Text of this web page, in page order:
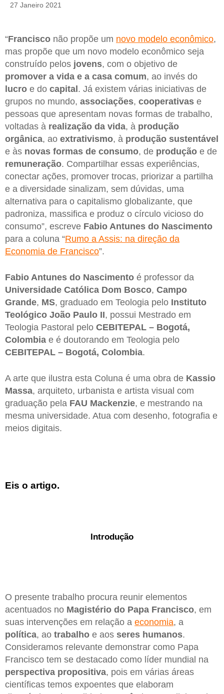
27 Janeiro 2021
“Francisco não propõe um novo modelo econômico,
mas propõe que um novo modelo econômico seja
construído pelos jovens, com o objetivo de
promover a vida e a casa comum, ao invés do
lucro e do capital . Já existem várias iniciativas de
grupos no mundo, associações, cooperativas e
pessoas que apresentam novas formas de trabalho,
voltadas à realização da vida, à produção
orgânica, ao extrativismo, à produção sustentável
e às novas formas de consumo, de produção e de
remuneração. Compartilhar essas experiências,
conectar ações, promover trocas, priorizar a partilha
e a diversidade sinalizam, sem dúvidas, uma
alternativa para o capitalismo globalizante, que
padroniza, massifica e produz o círculo vicioso do
consumo”, escreve Fabio Antunes do Nascimento
para a coluna “Rumo a Assis: na direção da
Economia de Francisco”.
Fabio Antunes do Nascimento é professor da
Universidade Católica Dom Bosco, Campo
Grande, MS, graduado em Teologia pelo Instituto
Teológico João Paulo II, possui Mestrado em
Teologia Pastoral pelo CEBITEPAL – Bogotá,
Colombia e é doutorando em Teologia pelo
CEBITEPAL – Bogotá, Colombia.
A arte que ilustra esta Coluna é uma obra de Kassio
Massa, arquiteto, urbanista e artista visual com
graduação pela FAU Mackenzie, e mestrando na
mesma universidade. Atua com desenho, fotografia e
meios digitais.
Eis o artigo.
Introdução
O presente trabalho procura reunir elementos
acentuados no Magistério do Papa Francisco, em
suas intervenções em relação a economia, a
política, ao trabalho e aos seres humanos.
Consideramos relevante demonstrar como Papa
Francisco tem se destacado como líder mundial na
perspectiva propositiva, pois em várias áreas
científicas temos expoentes que elaboram